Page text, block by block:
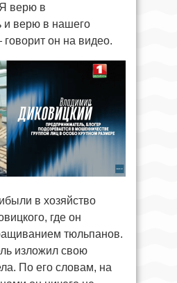
верю в
и верю в нашего
он на видео.
в хозяйство
где он
тюльпанов.
изложил свою
По его словам, на